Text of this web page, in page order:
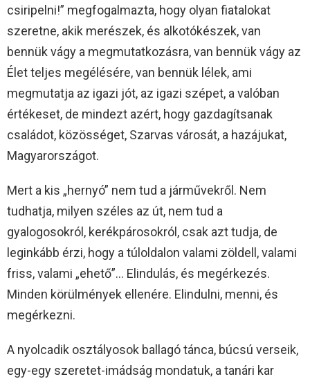
csiripelni!” megfogalmazta, hogy olyan fiatalokat
szeretne, akik merészek, és alkotókészek, van
bennük vágy a megmutatkozásra, van bennük vágy az
Élet teljes megélésére, van bennük lélek, ami
megmutatja az igazi jót, az igazi szépet, a valóban
értékeset, de mindezt azért, hogy gazdagítsanak
családot, közösséget, Szarvas városát, a hazájukat,
Magyarországot.
Mert a kis „hernyó” nem tud a járművekről. Nem
tudhatja, milyen széles az út, nem tud a
gyalogosokról, kerékpárosokról, csak azt tudja, de
leginkább érzi, hogy a túloldalon valami zöldell, valami
friss, valami „ehető”… Elindulás, és megérkezés.
Minden körülmények ellenére. Elindulni, menni, és
megérkezni.
A nyolcadik osztályosok ballagó tánca, búcsú verseik,
egy-egy szeretet-imádság mondatuk, a tanári kar